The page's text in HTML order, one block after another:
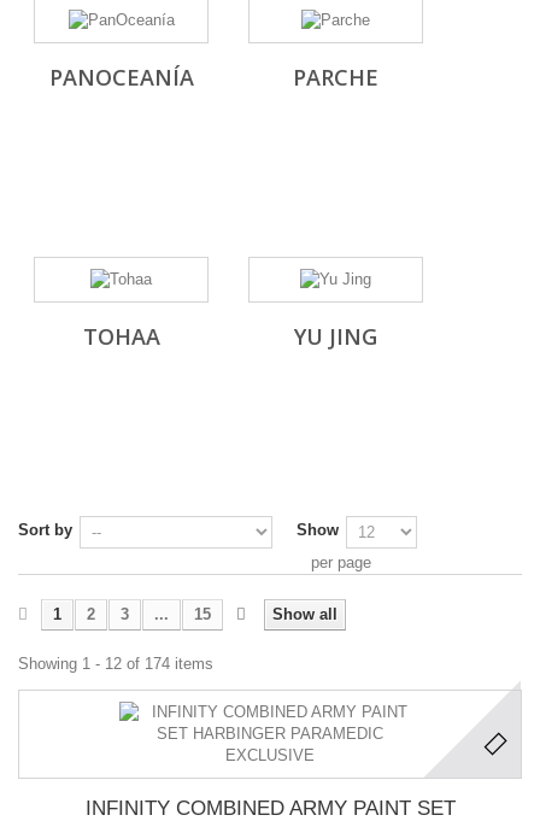
PANOCEANÍA PARCHE
TOHAA YU JING
Sort by
Show
per page
Show all
1 2 3 ... 15
Showing 1 - 12 of 174 items
INFINITY COMBINED ARMY PAINT SET